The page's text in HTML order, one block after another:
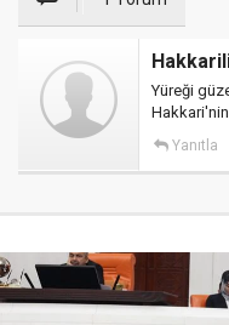
Yüreği
Yanıtla